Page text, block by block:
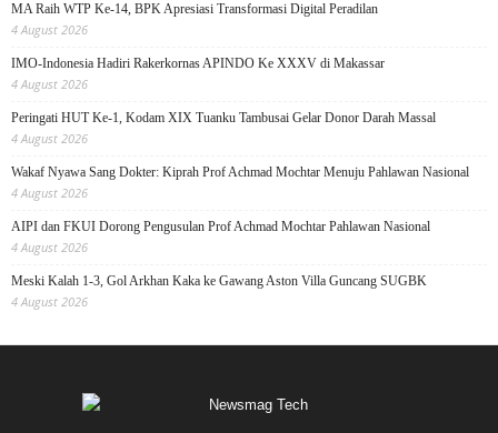
MA Raih WTP Ke-14, BPK Apresiasi Transformasi Digital Peradilan
4 August 2026
IMO-Indonesia Hadiri Rakerkornas APINDO Ke XXXV di Makassar
4 August 2026
Peringati HUT Ke-1, Kodam XIX Tuanku Tambusai Gelar Donor Darah Massal
4 August 2026
Wakaf Nyawa Sang Dokter: Kiprah Prof Achmad Mochtar Menuju Pahlawan Nasional
4 August 2026
AIPI dan FKUI Dorong Pengusulan Prof Achmad Mochtar Pahlawan Nasional
4 August 2026
Meski Kalah 1-3, Gol Arkhan Kaka ke Gawang Aston Villa Guncang SUGBK
4 August 2026